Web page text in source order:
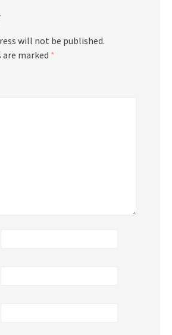
will not be published.
are marked *